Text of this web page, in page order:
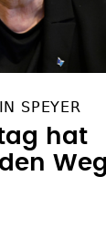
SPEYER
hat
Weg